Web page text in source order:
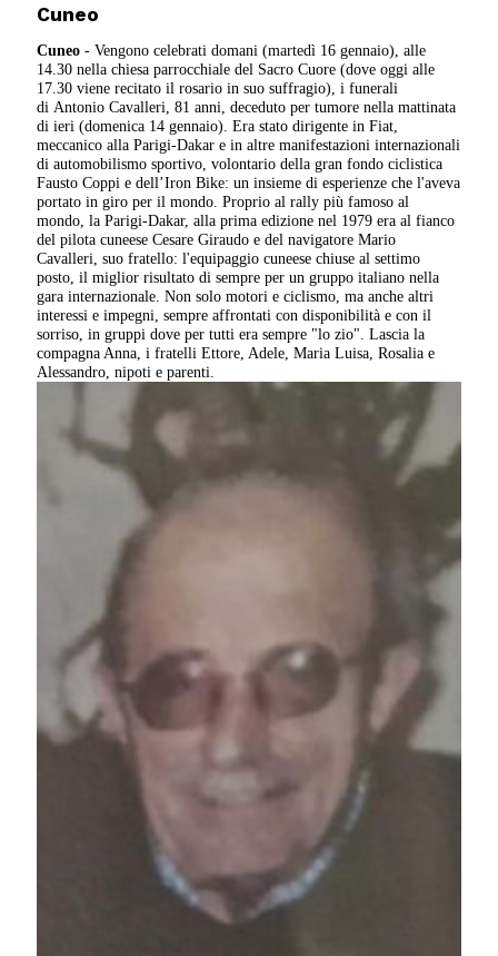
Cuneo
Cuneo - Vengono celebrati domani (martedì 16 gennaio), alle
14.30 nella chiesa parrocchiale del Sacro Cuore (dove oggi alle
17.30 viene recitato il rosario in suo suffragio), i funerali
di Antonio Cavalleri, 81 anni, deceduto per tumore nella mattinata
di ieri (domenica 14 gennaio). Era stato dirigente in Fiat,
meccanico alla Parigi-Dakar e in altre manifestazioni internazionali
di automobilismo sportivo, volontario della gran fondo ciclistica
Fausto Coppi e dell’Iron Bike: un insieme di esperienze che l'aveva
portato in giro per il mondo. Proprio al rally più famoso al
mondo, la Parigi-Dakar, alla prima edizione nel 1979 era al fianco
del pilota cuneese Cesare Giraudo e del navigatore Mario
Cavalleri, suo fratello: l'equipaggio cuneese chiuse al settimo
posto, il miglior risultato di sempre per un gruppo italiano nella
gara internazionale. Non solo motori e ciclismo, ma anche altri
interessi e impegni, sempre affrontati con disponibilità e con il
sorriso, in gruppi dove per tutti era sempre "lo zio". Lascia la
compagna Anna, i fratelli Ettore, Adele, Maria Luisa, Rosalia e
Alessandro, nipoti e parenti.